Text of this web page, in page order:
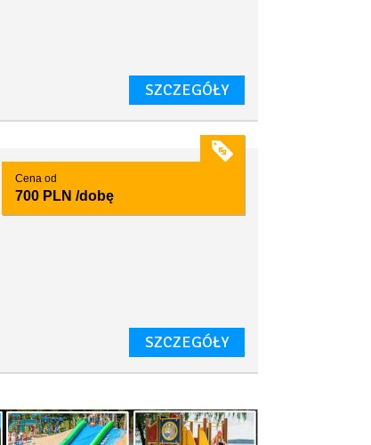
SZCZEGÓŁY
Cena od
700 PLN /dobę
SZCZEGÓŁY